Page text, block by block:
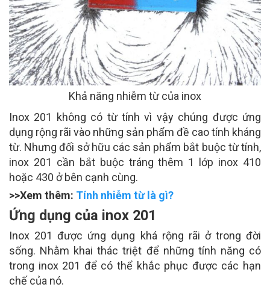
Khả năng nhiễm từ của inox
Inox 201 không có từ tính vì vậy chúng được ứng
dụng rộng rãi vào những sản phẩm đề cao tính kháng
từ. Nhưng đối sở hữu các sản phẩm bắt buộc từ tính,
inox 201 cần bắt buộc tráng thêm 1 lớp inox 410
hoặc 430 ở bên cạnh cùng.
>>Xem thêm: Tính nhiễm từ là gì?
Ứng dụng của inox 201
Inox 201 được ứng dụng khá rộng rãi ở trong đời
sống. Nhằm khai thác triệt để những tính năng có
trong inox 201 để có thể khắc phục được các hạn
chế của nó.